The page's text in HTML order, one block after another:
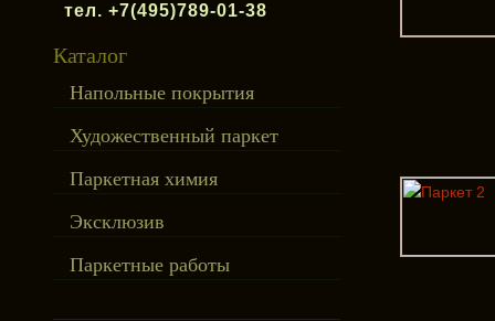
тел. +7(495)789-01-38
Каталог
Напольные покрытия
Художественный паркет
Паркетная химия
Эксклюзив
Паркетные работы